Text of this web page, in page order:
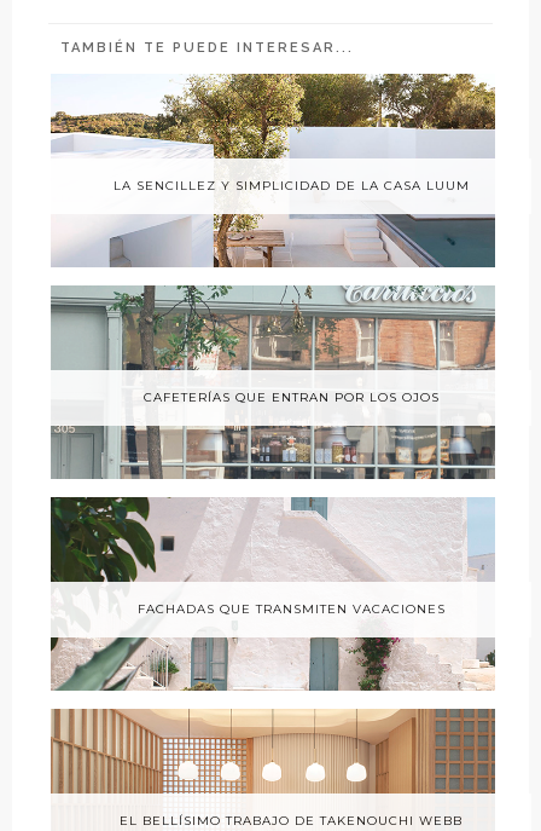
TAMBIÉN TE PUEDE INTERESAR...
LA SENCILLEZ Y SIMPLICIDAD DE LA CASA LUUM
CAFETERÍAS QUE ENTRAN POR LOS OJOS
FACHADAS QUE TRANSMITEN VACACIONES
EL BELLÍSIMO TRABAJO DE TAKENOUCHI WEBB